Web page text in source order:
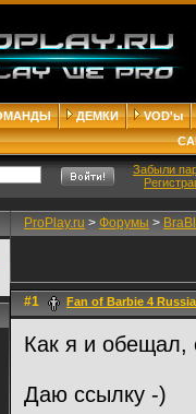
ДЕМКИ
VOD'ы
Забыли
ProPlay.ru > Форумы >
#1 Fan of Barbie 4 Russia
Как я и обещал,
Даю ссылку -)